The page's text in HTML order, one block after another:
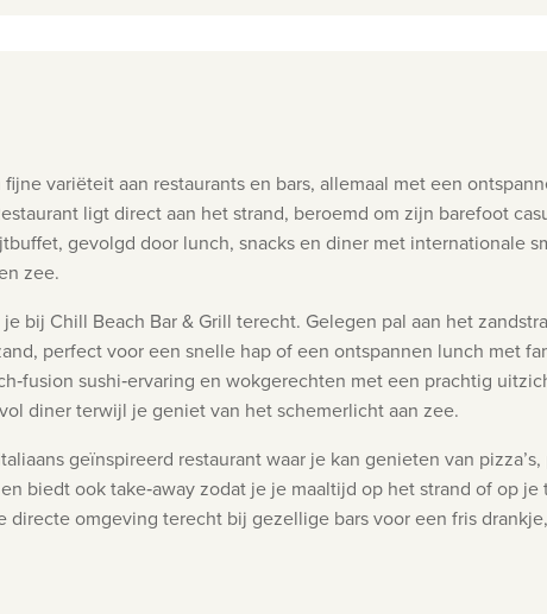
variëteit aan restaurants en bars, allemaal met een
ligt direct aan het strand, beroemd om zijn barefoot
gevolgd door lunch, snacks en diner met internationale
zee.
perfect voor een snelle hap of een ontspannen lunch met
sushi‑ervaring en wokgerechten met een prachtig
diner terwijl je geniet van het schemerlicht aan zee.
geïnspireerd restaurant waar je kan genieten van
biedt ook take‑away zodat je je maaltijd op het strand of op je
directe omgeving terecht bij gezellige bars voor een fris